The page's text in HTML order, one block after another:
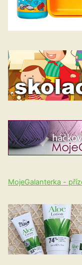
MojeGalanterka -